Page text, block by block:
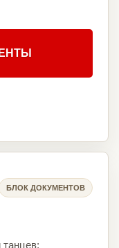
БЛОК ДОКУМЕНТОВ
танцев: